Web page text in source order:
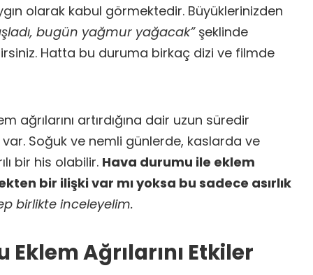
olarak kabul görmektedir. Büyüklerinizden
bugün yağmur yağacak”şeklinde
Hatta bu duruma birkaç dizi ve filmde
ağrılarını artırdığına dair uzun süredir
Soğuk ve nemli günlerde, kaslarda ve
bir his olabilir. Hava durumu ile eklem
bir ilişki var mı yoksa bu sadece asırlık
birlikte inceleyelim.
Ağrılarını Etkiler